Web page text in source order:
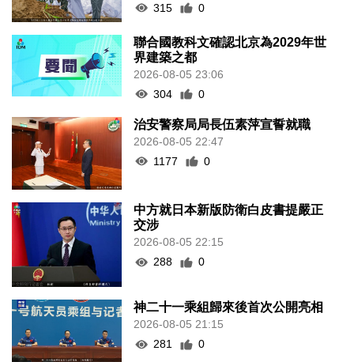
315
0
聯合國教科文確認北京為2029年世
界建築之都
2026-08-05 23:06
304
0
治安警察局局長伍素萍宣誓就職
2026-08-05 22:47
1177
0
中方就日本新版防衛白皮書提嚴正
交涉
2026-08-05 22:15
288
0
神二十一乘組歸來後首次公開亮相
2026-08-05 21:15
281
0